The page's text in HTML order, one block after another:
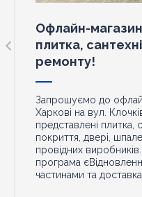
Офлайн-магазин
плитка,
ремонту!
Запрошуємо до
Харкові на вул.
представлені плитка,
покриття, двері,
провідних виробників.
програма
частинами та